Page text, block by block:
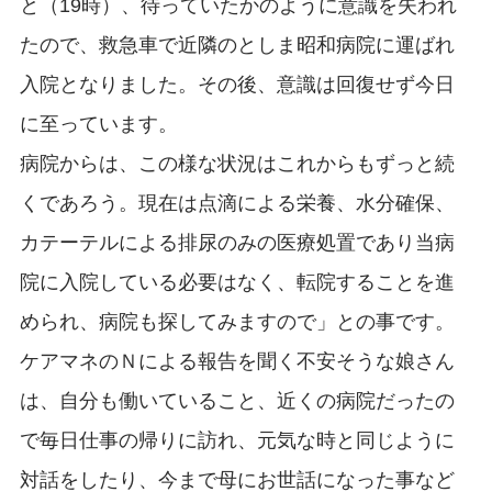
と（19時）、待っていたかのように意識を失われ
たので、救急車で近隣のとしま昭和病院に運ばれ
入院となりました。その後、意識は回復せず今日
に至っています。
病院からは、この様な状況はこれからもずっと続
くであろう。現在は点滴による栄養、水分確保、
カテーテルによる排尿のみの医療処置であり当病
院に入院している必要はなく、転院することを進
められ、病院も探してみますので」との事です。
ケアマネのＮによる報告を聞く不安そうな娘さん
は、自分も働いていること、近くの病院だったの
で毎日仕事の帰りに訪れ、元気な時と同じように
対話をしたり、今まで母にお世話になった事など